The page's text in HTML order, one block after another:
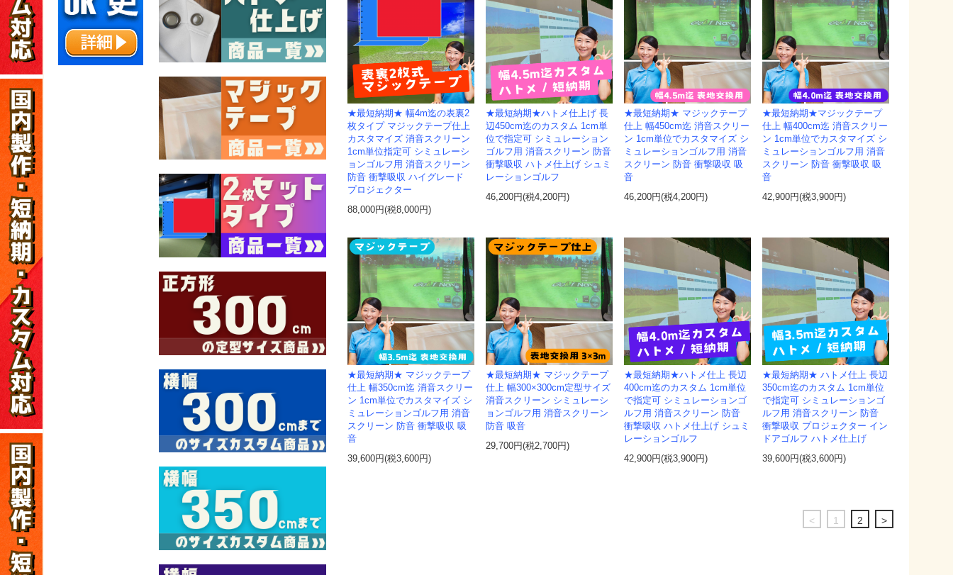
★最短納期★ 幅4m迄の表裏2
枚タイプ マジックテープ仕上
カスタマイズ 消音スクリーン
1cm単位指定可 シミュレーシ
ョンゴルフ用 消音スクリーン
防音 衝撃吸収 ハイグレード
プロジェクター
88,000円(税8,000円)
★最短納期★ハトメ仕上げ 長
辺450cm迄のカスタム 1cm単
位で指定可 シミュレーション
ゴルフ用 消音スクリーン 防音
衝撃吸収 ハトメ仕上げ シュミ
レーションゴルフ
46,200円(税4,200円)
★最短納期★ マジックテープ
仕上 幅450cm迄 消音スクリー
ン 1cm単位でカスタマイズ シ
ミュレーションゴルフ用 消音
スクリーン 防音 衝撃吸収 吸
音
46,200円(税4,200円)
★最短納期★マジックテープ
仕上 幅400cm迄 消音スクリー
ン 1cm単位でカスタマイズ シ
ミュレーションゴルフ用 消音
スクリーン 防音 衝撃吸収 吸
音
42,900円(税3,900円)
★最短納期★ マジックテープ
仕上 幅350cm迄 消音スクリー
ン 1cm単位でカスタマイズ シ
ミュレーションゴルフ用 消音
スクリーン 防音 衝撃吸収 吸
音
39,600円(税3,600円)
★最短納期★ マジックテープ
仕上 幅300×300cm定型サイズ
消音スクリーン シミュレーシ
ョンゴルフ用 消音スクリーン
防音 吸音
29,700円(税2,700円)
★最短納期★ハトメ仕上 長辺
400cm迄のカスタム 1cm単位
で指定可 シミュレーションゴ
ルフ用 消音スクリーン 防音
衝撃吸収 ハトメ仕上げ シュミ
レーションゴルフ
42,900円(税3,900円)
★最短納期★ ハトメ仕上 長辺
350cm迄のカスタム 1cm単位
で指定可 シミュレーションゴ
ルフ用 消音スクリーン 防音
衝撃吸収 プロジェクター イン
ドアゴルフ ハトメ仕上げ
39,600円(税3,600円)
< 1 2 >